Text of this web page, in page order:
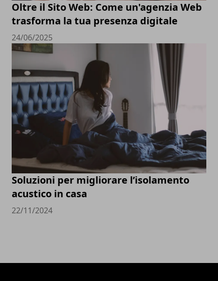
Oltre il Sito Web: Come un'agenzia Web
trasforma la tua presenza digitale
24/06/2025
Soluzioni per migliorare l’isolamento
acustico in casa
22/11/2024